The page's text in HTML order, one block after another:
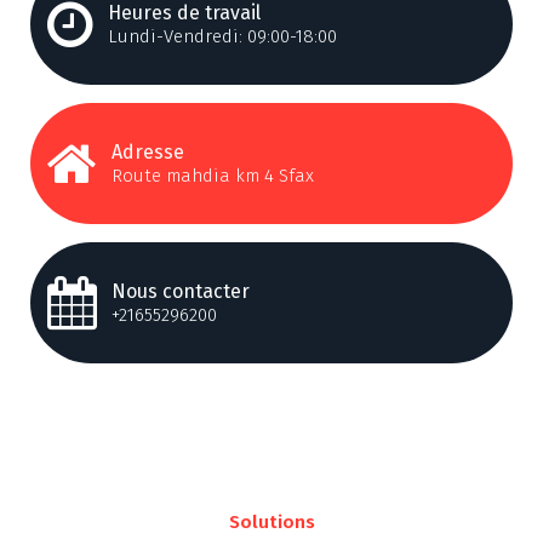
Heures de travail
Lundi-Vendredi: 09:00-18:00
Adresse
Route mahdia km 4 Sfax
Nous contacter
+21655296200
Solutions